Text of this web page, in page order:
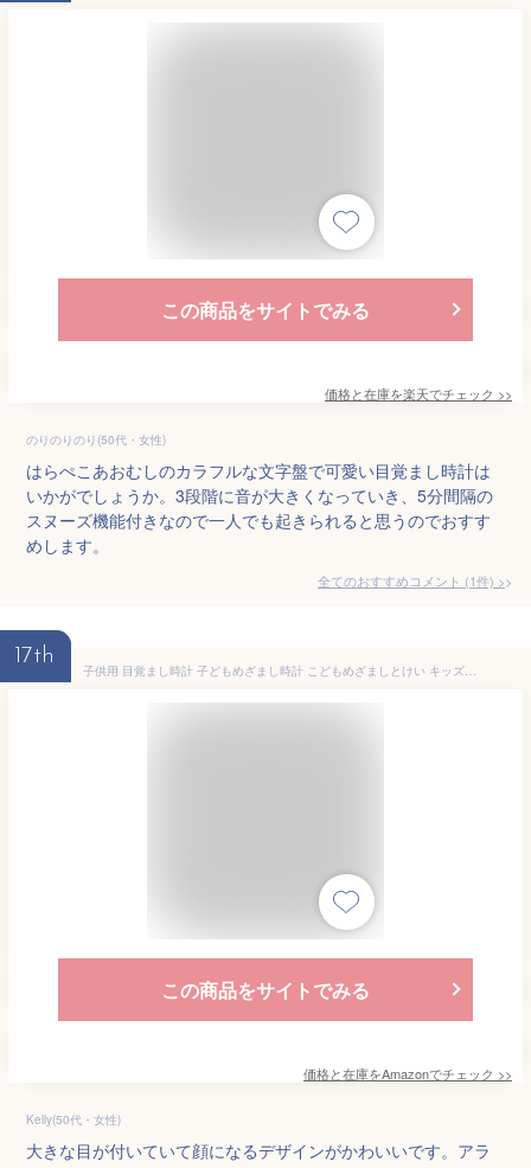
この商品をサイトでみる
価格と在庫を楽天でチェック >>
のりのりのり(50代・女性)
はらぺこあおむしのカラフルな文字盤で可愛い目覚まし時計は
いかがでしょうか。3段階に音が大きくなっていき、5分間隔の
スヌーズ機能付きなので一人でも起きられると思うのでおすす
めします。
全てのおすすめコメント (1件) >
17th
子供用 目覚まし時計 子どもめざまし時計 こどもめざましとけい キッズ用置き時計 GePavinDaダイナミックエクスプレッション時計 音声制御ナイトライト スヌーズ機能付き 5つのアラーム音楽 usb充電式 日本語説明書付 (ホワイト)
この商品をサイトでみる
価格と在庫をAmazonでチェック >>
Kelly(50代・女性)
大きな目が付いていて顔になるデザインがかわいいです。アラ